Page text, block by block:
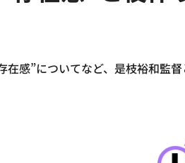
感”についてなど、是枝裕和監